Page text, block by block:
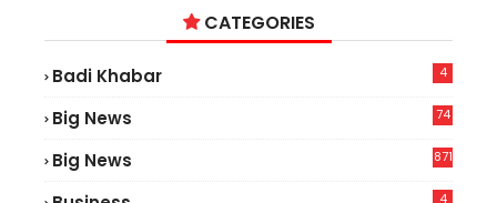
CATEGORIES
Badi Khabar 4
Big News
74
Big News 871
4